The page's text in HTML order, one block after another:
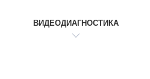
ВИДЕОДИАГНОСТИКА